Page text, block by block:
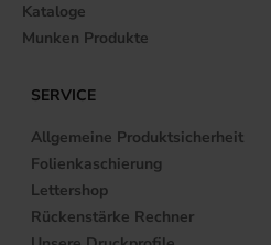
Kataloge
Munken Produkte
SERVICE
Allgemeine Produktsicherheit
Folienkaschierung
Lettershop
Rückenstärke Rechner